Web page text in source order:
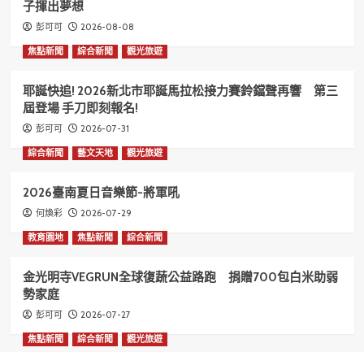
子揮出夢想
彭可可 2026-08-08
焦點新聞 綜合新聞 觀光旅遊
耶誕快追! 2026新北市耶誕馬拉松接力賽鈴鐺聲再響 第三
屆登場 手刀即刻報名!
彭可可 2026-07-31
綜合新聞 藝文天地 觀光旅遊
2026臺南夏日音樂節-將軍吼
何煥彩 2026-07-29
教育園地 焦點新聞 綜合新聞
金光明寺VEGRUN全球復蔬公益路跑 捐贈700包白米助弱
勢家庭
彭可可 2026-07-27
焦點新聞 綜合新聞 觀光旅遊